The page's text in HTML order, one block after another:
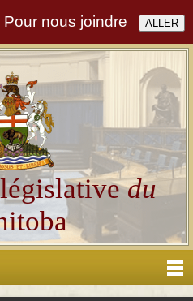
Pour nous joindre
du